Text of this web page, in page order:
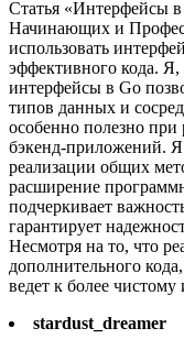
Статья «Интерфейсы
Начинающих и
использовать
эффективного кода.
интерфейсы в Go
типов данных и
особенно полезно при
бэкенд-приложений.
реализации общих
расширение
подчеркивает
гарантирует
Несмотря на то, что
дополнительного
ведет к более
stardust_dreamer